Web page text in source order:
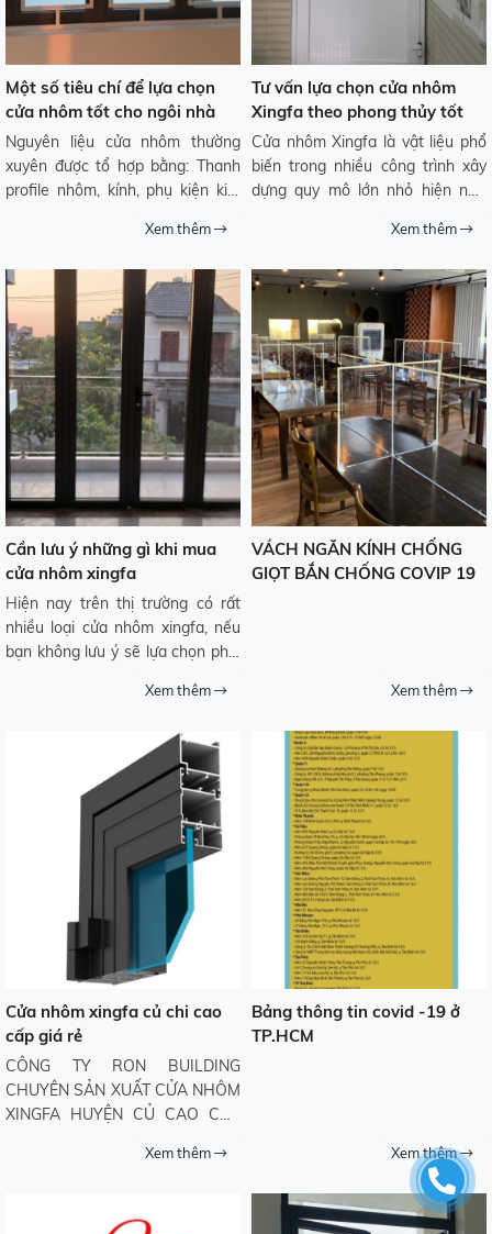
Một số tiêu chí để lựa chọn
cửa nhôm tốt cho ngôi nhà
của bạn
Nguyên liệu cửa nhôm thường
xuyên được tổ hợp bằng: Thanh
profile nhôm, kính, phụ kiện kim
nhiều đến profile nhôm và độ dày
Xem thêm
Tư vấn lựa chọn cửa nhôm
Xingfa theo phong thủy tốt
nhất
Cửa nhôm Xingfa là vật liệu phổ
biến trong nhiều công trình xây
dựng quy mô lớn nhỏ hiện nay.
hợp lắp đặt cửa không theo
tốt cho gia chủ.
Xem thêm
Cần lưu ý những gì khi mua
cửa nhôm xingfa
Hiện nay trên thị trường có rất
nhiều loại cửa nhôm xingfa, nếu
bạn không lưu ý sẽ lựa chọn phải
không đúng với số tiền mà bạn
Xem thêm
VÁCH NGĂN KÍNH CHỐNG
GIỌT BẮN CHỐNG COVIP 19
Xem thêm
Cửa nhôm xingfa củ chi cao
cấp giá rẻ
CÔNG TY RON BUILDING
CHUYÊN SẢN XUẤT CỬA NHÔM
XINGFA HUYỆN CỦ CAO CẤP
cửa nhôm xingfa cao cấp, cửa
Xem thêm
Bảng thông tin covid -19 ở
TP.HCM
Xem thêm